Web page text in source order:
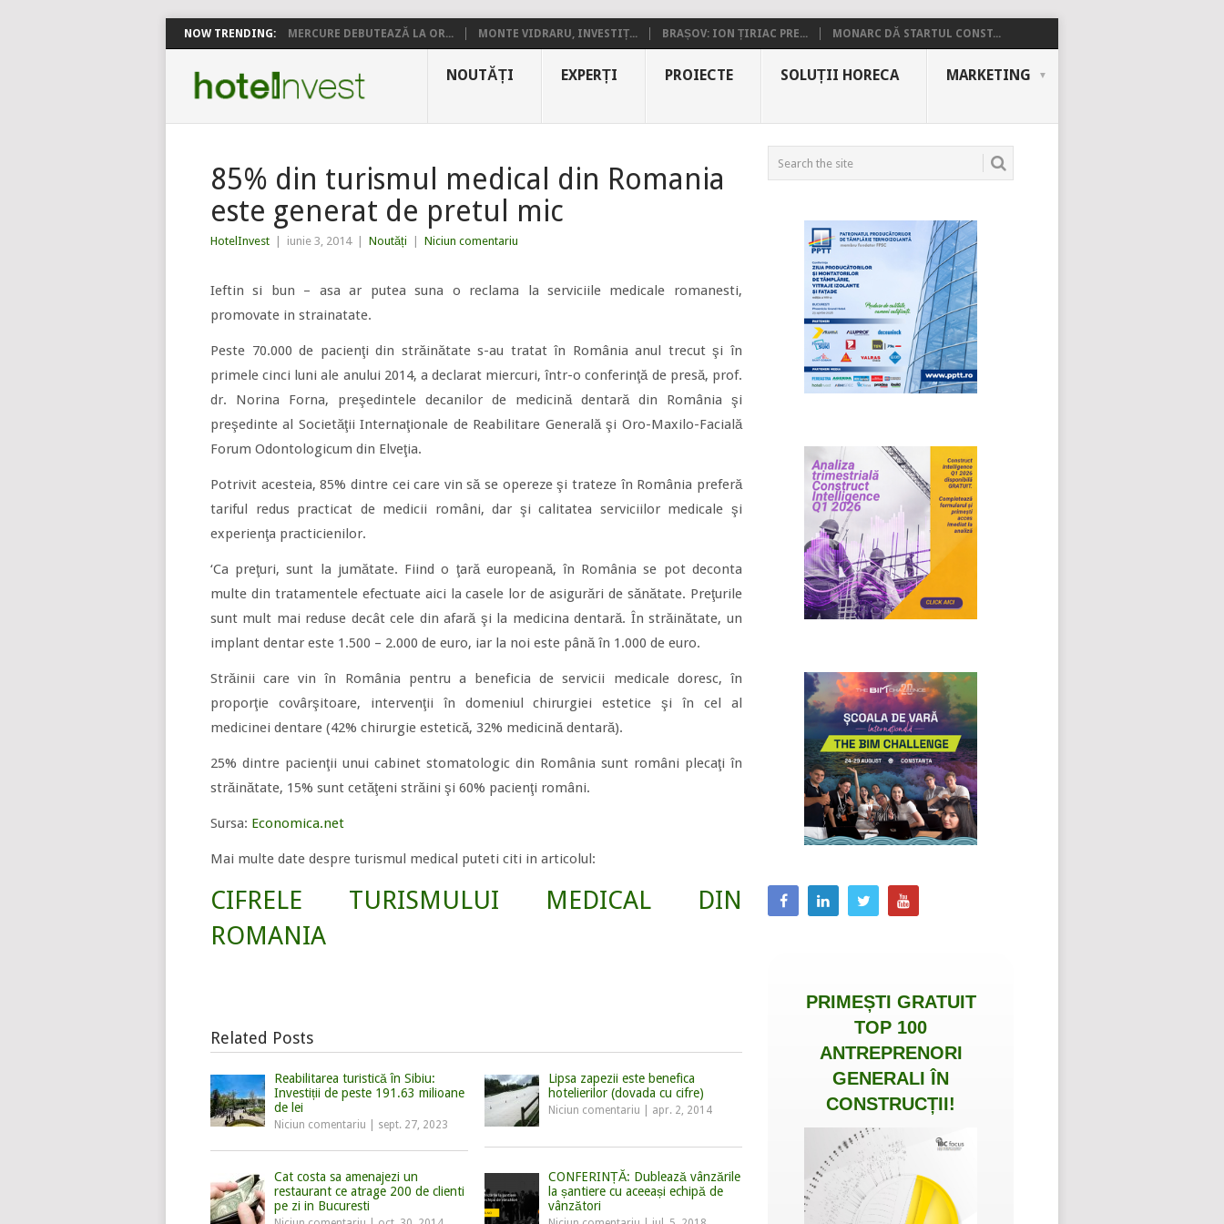
NOW TRENDING: MERCURE DEBUTEAZĂ LA OR... MONTE VIDRARU, INVESTIȚ... BRAȘOV: ION ȚIRIAC PRE... MONARC DĂ STARTUL CONST...
NOUTĂȚI EXPERȚI PROIECTE SOLUȚII HORECA MARKETING
85% din turismul medical din Romania
este generat de pretul mic
HotelInvest iunie 3, 2014 Noutăți Niciun comentariu
Ieftin si bun – asa ar putea suna o reclama la serviciile medicale romanesti,
promovate in strainatate.
Peste 70.000 de pacienţi din străinătate s-au tratat în România anul trecut şi în
primele cinci luni ale anului 2014, a declarat miercuri, într-o conferinţă de presă, prof.
dr. Norina Forna, preşedintele decanilor de medicină dentară din România şi
preşedinte al Societăţii Internaţionale de Reabilitare Generală şi Oro-Maxilo-Facială
Forum Odontologicum din Elveţia.
Potrivit acesteia, 85% dintre cei care vin să se opereze şi trateze în România preferă
tariful redus practicat de medicii români, dar şi calitatea serviciilor medicale şi
experienţa practicienilor.
‘Ca preţuri, sunt la jumătate. Fiind o ţară europeană, în România se pot deconta
multe din tratamentele efectuate aici la casele lor de asigurări de sănătate. Preţurile
sunt mult mai reduse decât cele din afară şi la medicina dentară. În străinătate, un
implant dentar este 1.500 – 2.000 de euro, iar la noi este până în 1.000 de euro.
Străinii care vin în România pentru a beneficia de servicii medicale doresc, în
proporţie covârşitoare, intervenţii în domeniul chirurgiei estetice şi în cel al
medicinei dentare (42% chirurgie estetică, 32% medicină dentară).
25% dintre pacienţii unui cabinet stomatologic din România sunt români plecaţi în
străinătate, 15% sunt cetăţeni străini şi 60% pacienţi români.
Sursa: Economica.net
Mai multe date despre turismul medical puteti citi in articolul:
CIFRELE TURISMULUI MEDICAL DIN
ROMANIA
Related Posts
Reabilitarea turistică în Sibiu:
Investiții de peste 191.63 milioane
de lei
Niciun comentariu sept. 27, 2023
Lipsa zapezii este benefica
hotelierilor (dovada cu cifre)
Niciun comentariu apr. 2, 2014
Cat costa sa amenajezi un
restaurant ce atrage 200 de clienti
pe zi in Bucuresti
CONFERINȚĂ: Dublează vânzările
la șantiere cu aceeași echipă de
vânzători
PRIMEȘTI GRATUIT
TOP 100
ANTREPRENORI
GENERALI ÎN
CONSTRUCȚII!